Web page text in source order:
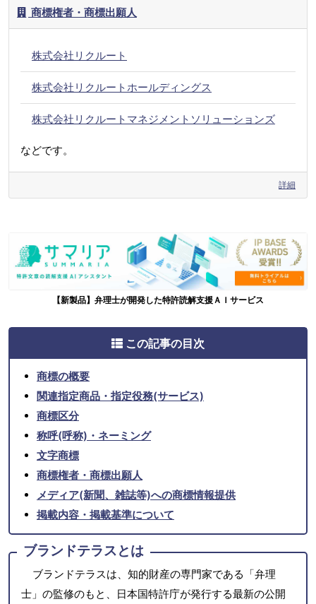
商標権者・商標出願人
株式会社リクルート
株式会社リクルートホールディングス
株式会社リクルートマネジメントソリューションズ
などです。
詳細
【新製品】弁理士が開発した特許読解支援ＡＩサービス
この記事の目次
商標の概要
関連指定商品・指定役務(サービス)
商標区分
称呼(呼称)・ネーミング
文字商標
商標権者・商標出願人
メディア(新聞、雑誌等)への商標情報提供
掲載内容・掲載基準について
ブランドテラスとは
ブランドテラスは、知的財産の専門家である「弁理
士」の監修のもと、日本国特許庁が発行する最新の公開